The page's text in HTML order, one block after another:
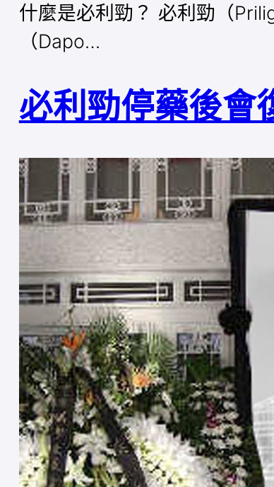
什麼是必利勁？ 必利勁（
（Dapo…
必利勁停藥後會